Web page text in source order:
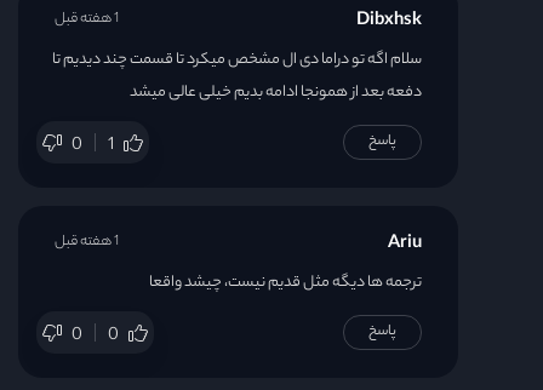
Dibxhsk
سلام اگه تو دراما دی ال مشخص میکرد تا قسمت چند دیدیم تا
دفعه بعد از همونجا ادامه بدیم خیلی عالی میشد
0 1
1 هفته قبل
پاسخ
Ariu
ترجمه ها دیگه مثل قدیم نیست، چیشد واقعا
0 0
1 هفته قبل
پاسخ